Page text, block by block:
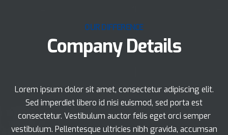
OUR DIFFERENCE
Company Details
Lorem ipsum dolor sit amet, consectetur adipiscing elit.
Sed imperdiet libero id nisi euismod, sed porta est
consectetur. Vestibulum auctor felis eget orci semper
vestibulum. Pellentesque ultricies nibh gravida, accumsan